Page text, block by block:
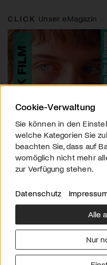
CLICK Unser eMagazin
Über uns
Cookie-Verwaltung
Sie können in den
welche Kategorien Sie
beachten Sie, dass auf
womöglich nicht mehr
zur Verfügung stehen.
Datenschutz
Alle
Nur